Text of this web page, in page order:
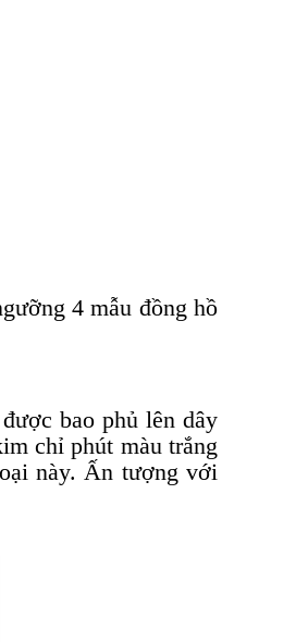
4 mẫu đồng hồ
bao phủ lên dây
chỉ phút màu trắng
này. Ấn tượng với